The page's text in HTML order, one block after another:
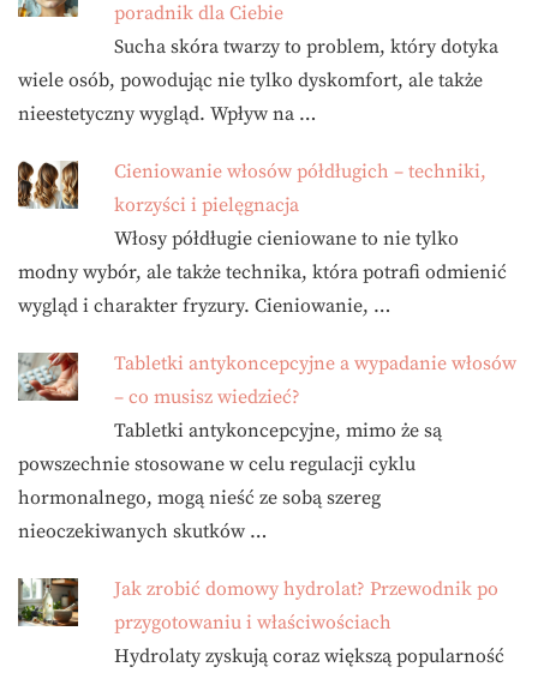
poradnik dla Ciebie
Sucha skóra twarzy to problem, który dotyka
wiele osób, powodując nie tylko dyskomfort, ale także
nieestetyczny wygląd. Wpływ na …
Cieniowanie włosów półdługich – techniki,
korzyści i pielęgnacja
Włosy półdługie cieniowane to nie tylko
modny wybór, ale także technika, która potrafi odmienić
wygląd i charakter fryzury. Cieniowanie, …
Tabletki antykoncepcyjne a wypadanie włosów
– co musisz wiedzieć?
Tabletki antykoncepcyjne, mimo że są
powszechnie stosowane w celu regulacji cyklu
hormonalnego, mogą nieść ze sobą szereg
nieoczekiwanych skutków …
Jak zrobić domowy hydrolat? Przewodnik po
przygotowaniu i właściwościach
Hydrolaty zyskują coraz większą popularność